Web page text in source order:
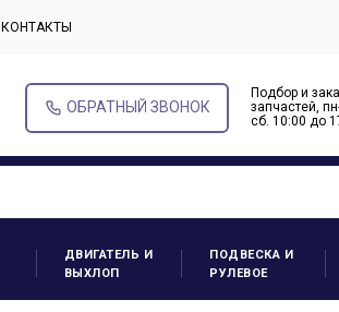
КОНТАКТЫ
ОБРАТНЫЙ ЗВОНОК
Подбор и
запчастей,
cб. 10:00 до
ДВИГАТЕЛЬ И
ВЫХЛОП
ПОДВЕСКА И
РУЛЕВОЕ